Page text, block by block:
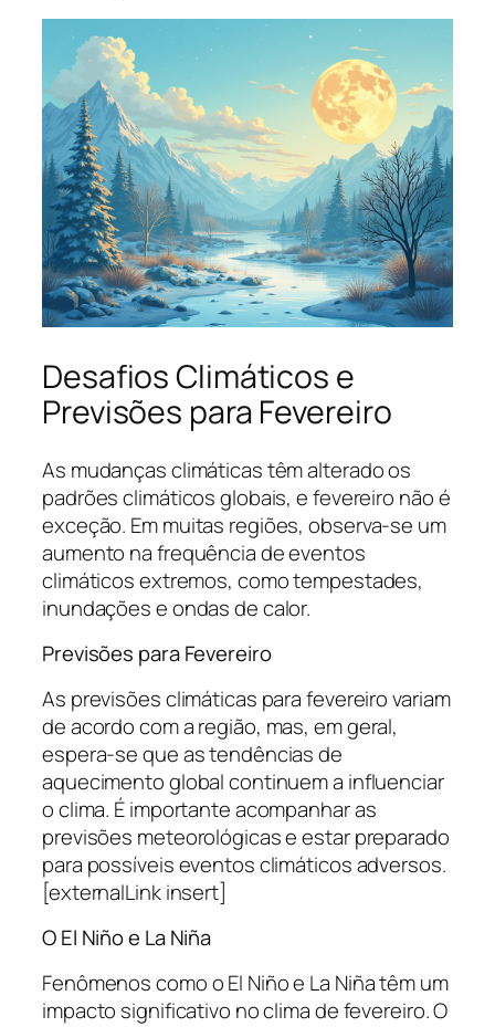
Desafios Climáticos e
Previsões para Fevereiro
As mudanças climáticas têm alterado os
padrões climáticos globais, e fevereiro não é
exceção. Em muitas regiões, observa-se um
aumento na frequência de eventos
climáticos extremos, como tempestades,
inundações e ondas de calor.
Previsões para Fevereiro
As previsões climáticas para fevereiro variam
de acordo com a região, mas, em geral,
espera-se que as tendências de
aquecimento global continuem a influenciar
o clima. É importante acompanhar as
previsões meteorológicas e estar preparado
para possíveis eventos climáticos adversos.
[externalLink insert]
O El Niño e La Niña
Fenômenos como o El Niño e La Niña têm um
impacto significativo no clima de fevereiro. O